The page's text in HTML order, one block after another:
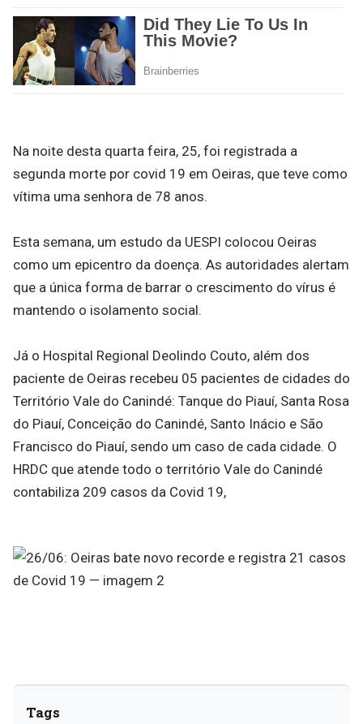
Na noite desta quarta feira, 25, foi registrada a
segunda morte por covid 19 em Oeiras, que teve como
vítima uma senhora de 78 anos.
Esta semana, um estudo da UESPI colocou Oeiras
como um epicentro da doença. As autoridades alertam
que a única forma de barrar o crescimento do vírus é
mantendo o isolamento social.
Já o Hospital Regional Deolindo Couto, além dos
paciente de Oeiras recebeu 05 pacientes de cidades do
Território Vale do Canindé: Tanque do Piauí, Santa Rosa
do Piauí, Conceição do Canindé, Santo Inácio e São
Francisco do Piauí, sendo um caso de cada cidade. O
HRDC que atende todo o território Vale do Canindé
contabiliza 209 casos da Covid 19,
Tags